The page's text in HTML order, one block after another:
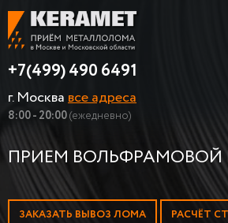
+7(499) 490 6491
г. Москвавсе адреса
8:00 - 20:00(ежедневно)
ПРИЕМ
ЗАКАЗАТЬ ВЫВОЗ ЛОМА РАСЧЁТ